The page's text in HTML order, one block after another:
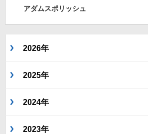
アダムスポリッシュ
2026年
2025年
2024年
2023年